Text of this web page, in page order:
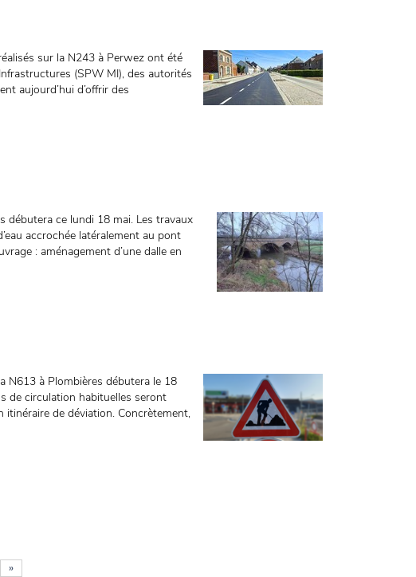
sur la N243 à Perwez ont été
(SPW MI), des autorités
aujourd’hui d’offrir des
débutera ce lundi 18 mai. Les travaux
accrochée latéralement au pont
: aménagement d’une dalle en
N613 à Plombières débutera le 18
de circulation habituelles seront
itinéraire de déviation. Concrètement,
»